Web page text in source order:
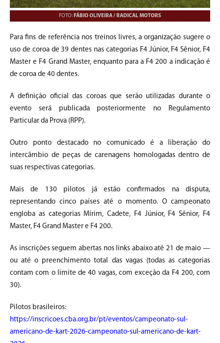
FOTO: FÁBIO OLIVEIRA / RADICAL MOTORS
Para fins de referência nos treinos livres, a organização sugere o
uso de coroa de 39 dentes nas categorias F4 Júnior, F4 Sênior, F4
Master e F4 Grand Master, enquanto para a F4 200 a indicação é
de coroa de 40 dentes.
A definição oficial das coroas que serão utilizadas durante o
evento será publicada posteriormente no Regulamento
Particular da Prova (RPP).
Outro ponto destacado no comunicado é a liberação do
intercâmbio de peças de carenagens homologadas dentro de
suas respectivas categorias.
Mais de 130 pilotos já estão confirmados na disputa,
representando cinco países até o momento. O campeonato
engloba as categorias Mirim, Cadete, F4 Júnior, F4 Sênior, F4
Master, F4 Grand Master e F4 200.
As inscrições seguem abertas nos links abaixo até 21 de maio —
ou até o preenchimento total das vagas (todas as categorias
contam com o limite de 40 vagas, com exceção da F4 200, com
30).
Pilotos brasileiros:
https://inscricoes.cba.org.br/pt/eventos/campeonato-sul-
americano-de-kart-2026-campeonato-sul-americano-de-kart-